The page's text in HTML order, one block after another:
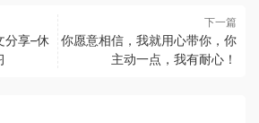
分享–休
下一篇
你愿意相信，我就用心带你，你
主动一点，我有耐心！